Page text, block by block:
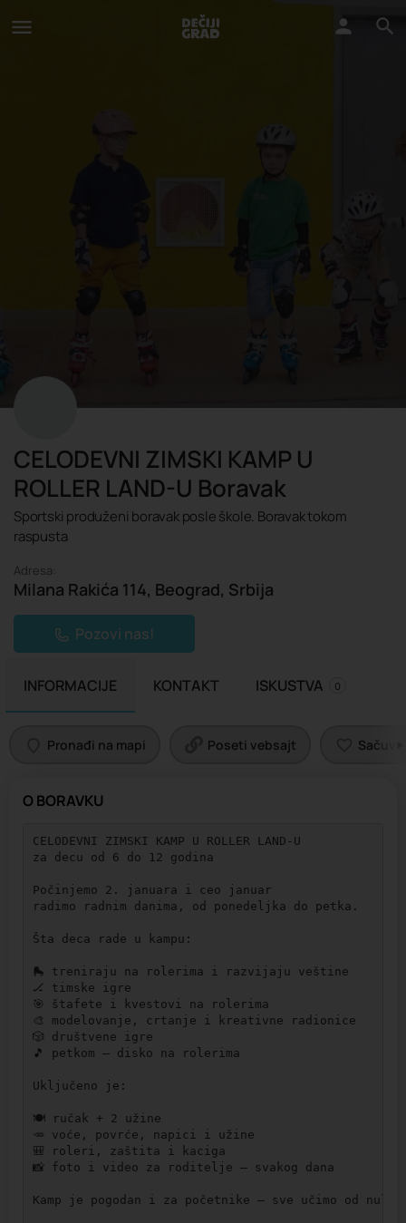
CELODEVNI ZIMSKI KAMP U
ROLLER LAND-U Boravak
Sportski produženi boravak posle škole. Boravak tokom
raspusta
Adresa:
Milana Rakića 114, Beograd, Srbija
Pozovi nas!
INFORMACIJE KONTAKT ISKUSTVA 0
Pronađi na mapi Poseti vebsajt
O BORAVKU
CELODEVNI ZIMSKI KAMP U ROLLER LAND-U
za decu od 6 do 12 godina
Počinjemo 2. januara i ceo januar
radimo radnim danima, od ponedeljka do petka.
Šta deca rade u kampu:
🛼 treniraju na rolerima i razvijaju veštine
🏒 timske igre
🎯 štafete i kvestovi na rolerima
🎨 modelovanje, crtanje i kreativne radionice
🎲 društvene igre
🎵 petkom — disko na rolerima
Uključeno je:
🍽 ručak + 2 užine
🥕 voće, povrće, napici i užine
🎒 roleri, zaštita i kaciga
📸 foto i video za roditelje — svakog dana
Kamp je pogodan i za početnike — sve učimo od nule!